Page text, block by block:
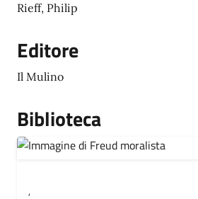
Rieff, Philip
Editore
Il Mulino
Biblioteca
,